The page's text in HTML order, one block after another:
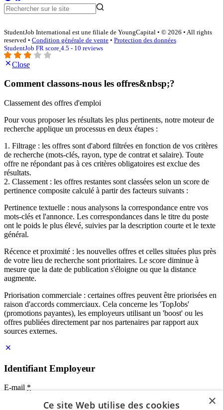
StudentJob International est une filiale de YoungCapital • © 2026 • All rights
reserved • Condition générale de vente • Protection des données
StudentJob FR score 4.5 - 10 reviews
Close
Comment classons-nous les offres&nbsp;?
Classement des offres d'emploi
Pour vous proposer les résultats les plus pertinents, notre moteur de
recherche applique un processus en deux étapes :
1. Filtrage : les offres sont d'abord filtrées en fonction de vos critères
de recherche (mots-clés, rayon, type de contrat et salaire). Toute
offre ne répondant pas à ces critères obligatoires est exclue des
résultats.
2. Classement : les offres restantes sont classées selon un score de
pertinence composite calculé à partir des facteurs suivants :
Pertinence textuelle : nous analysons la correspondance entre vos
mots-clés et l'annonce. Les correspondances dans le titre du poste
ont le poids le plus élevé, suivies par la description courte et le texte
général.
Récence et proximité : les nouvelles offres et celles situées plus près
de votre lieu de recherche sont prioritaires. Le score diminue à
mesure que la date de publication s'éloigne ou que la distance
augmente.
Priorisation commerciale : certaines offres peuvent être priorisées en
raison d'accords commerciaux. Cela concerne les 'TopJobs'
(promotions payantes), les employeurs utilisant un 'boost' ou les
offres publiées directement par nos partenaires par rapport aux
sources externes.
Identifiant Employeur
E-mail *
Mot de passe ×
Ce site Web utilise des cookies